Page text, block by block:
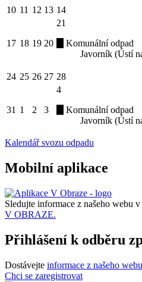
10 11 12 13 14
17 18 19 20
21
Komunální odpad
Javorník (Ústí
24 25 26 27 28
31 1 2 3
4
Komunální odpad
Javorník (Ústí
Kalendář svozu odpadu
Mobilní aplikace
Sledujte informace z našeho webu v
V OBRAZE.
Přihlášení k odběru
Dostávejte informace z našeho webu
Chci se zaregistrovat